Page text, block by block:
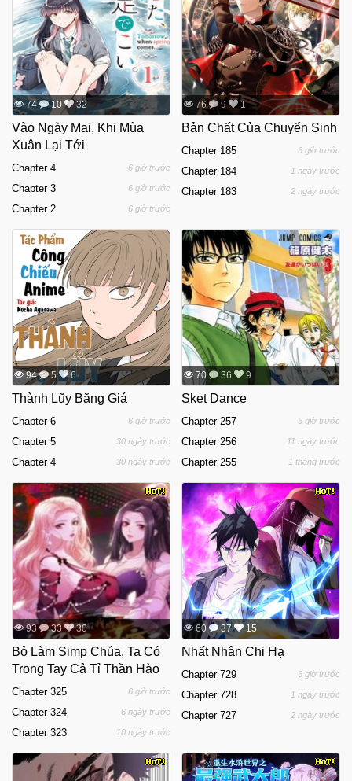
74 10 32
Vào Ngày Mai, Khi Mùa
Xuân Lại Tới
Chapter 4 6 giờ trước
Chapter 3 6 giờ trước
Chapter 2 6 giờ trước
76 9 1
Bản Chất Của Chuyển Sinh
Chapter 185 6 giờ trước
Chapter 184 1 ngày trước
Chapter 183 2 ngày trước
94 5 6
Thành Lũy Băng Giá
Chapter 6 6 giờ trước
Chapter 5 30 ngày trước
Chapter 4 30 ngày trước
70 36 9
Sket Dance
Chapter 257 6 giờ trước
Chapter 256 11 ngày trước
Chapter 255 1 tháng trước
93 33 30
Bỏ Làm Simp Chúa, Ta Có
Trong Tay Cả Tỉ Thần Hào
Chapter 325 6 giờ trước
Chapter 324 6 ngày trước
Chapter 323 10 ngày trước
60 37 15
Nhất Nhân Chi Hạ
Chapter 729 6 giờ trước
Chapter 728 1 ngày trước
Chapter 727 2 ngày trước